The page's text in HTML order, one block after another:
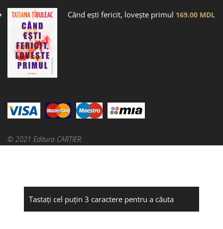
Când ești fericit, lovește primul 169.00 MDL
© 2021 Editura CARTIER.